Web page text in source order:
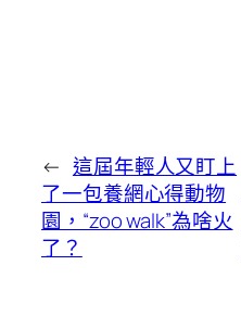
← 這屆年輕人又盯上
了一包養網心得動物
園，“zoo walk”為啥火
了？